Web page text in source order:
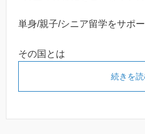
単身/親子/シニア留学をサポー
その国とは
続きを